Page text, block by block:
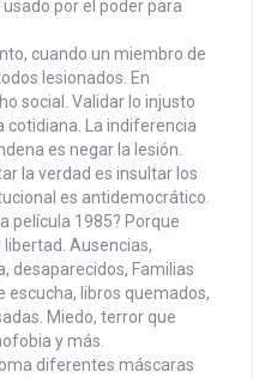
por el poder para
cuando un miembro de
lesionados. En
social. Validar lo injusto
cotidiana. La indiferencia
es negar la lesión.
la verdad es insultar los
es antidemocrático.
película 1985? Porque
Ausencias,
desaparecidos, Familias
libros quemados,
Miedo, terror que
y más.
diferentes máscaras